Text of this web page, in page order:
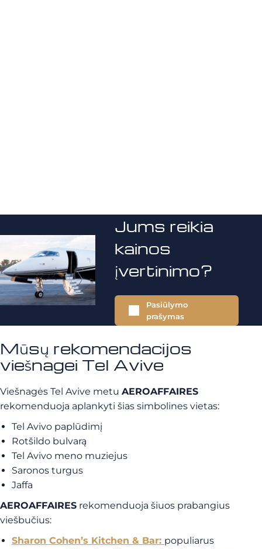
Jums reikia
kainos
įvertinimo?
Pasiūlymo
prašymas
Mūsų rekomendacijos
viešnagei Tel Avive
Viešnagės Tel Avive metu AEROAFFAIRES
rekomenduoja aplankyti šias simbolines vietas:
Tel Avivo paplūdimį
Rotšildo bulvarą
Tel Avivo meno muziejus
Saronos turgus
Jaffa
AEROAFFAIRES rekomenduoja šiuos prabangius
viešbučius:
Sharon Cohen’s Kitchen & Bar: populiarus